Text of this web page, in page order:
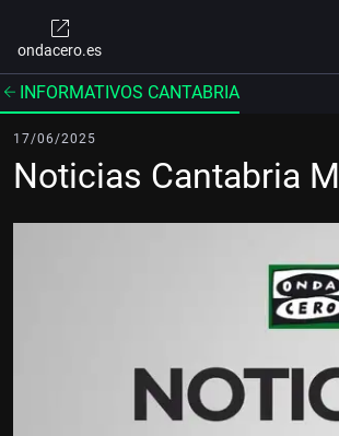
ondacero.es
INFORMATIVOS CANTABRIA
17/06/2025
Noticias Cantabria